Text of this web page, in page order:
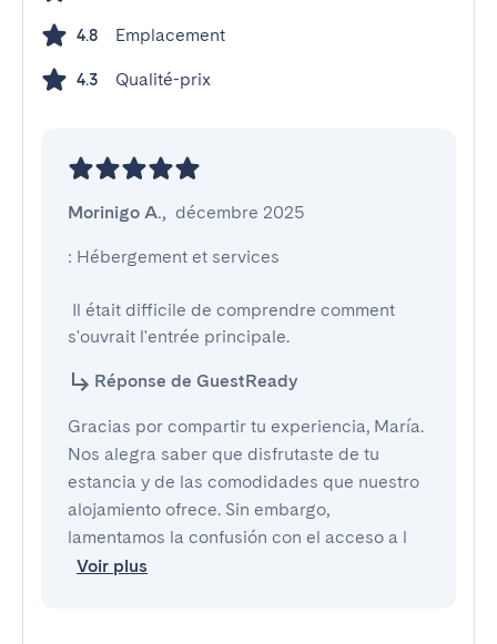
4.8 Emplacement
4.3 Qualité-prix
Morinigo A., décembre 2025
: Hébergement et services
s'ouvrait l'entrée principale.
Réponse de GuestReady
Gracias por compartir tu experiencia, María.
Nos alegra saber que disfrutaste de tu
estancia y de las comodidades que nuestro
alojamiento ofrece. Sin embargo,
lamentamos la confusión con el acceso a l
Voir plus